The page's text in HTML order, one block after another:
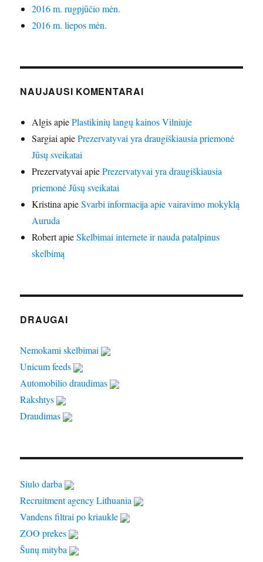
2016 m. rugpjūčio mėn.
2016 m. liepos mėn.
NAUJAUSI KOMENTARAI
AlgisapiePlastikinių langų kainos Vilniuje
Sargiai apiePrezervatyvai yra draugiškiausia priemonė
Jūsų sveikatai
Prezervatyvai apiePrezervatyvai yra draugiškiausia
priemonė Jūsų sveikatai
Kristina apieSvarbi informacija apie vairavimo mokyklą
Auruda
RobertapieSkelbimai internete ir nauda patalpinus
skelbimą
DRAUGAI
Nemokami skelbimai
Unicum feeds
Automobilio draudimas
Rakshtys
Draudimas
Siulo darba
Recruitment agency Lithuania
Vandens filtrai po kriaukle
ZOO prekes
Šunų mityba